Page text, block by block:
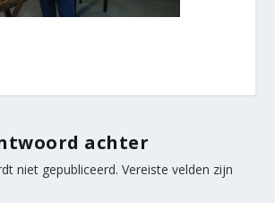
achter
niet gepubliceerd. Vereiste velden zijn